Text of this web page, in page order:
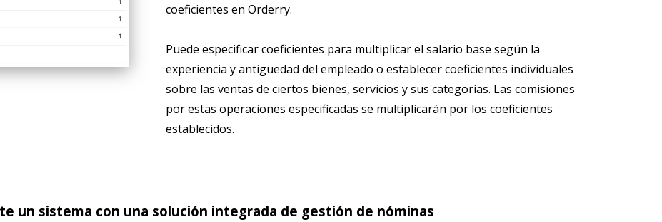
coeficientes en Orderry.
Puede especificar coeficientes para multiplicar el salario base según la
experiencia y antigüedad del empleado o establecer coeficientes individuales
sobre las ventas de ciertos bienes, servicios y sus categorías. Las comisiones
por estas operaciones especificadas se multiplicarán por los coeficientes
establecidos.
un sistema con una solución integrada de gestión de nóminas